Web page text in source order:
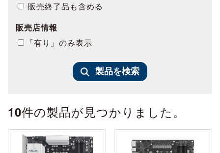
販売終了品も含める
販売店情報
「有り」のみ表示
製品を検索
10件の製品が見つかりました。